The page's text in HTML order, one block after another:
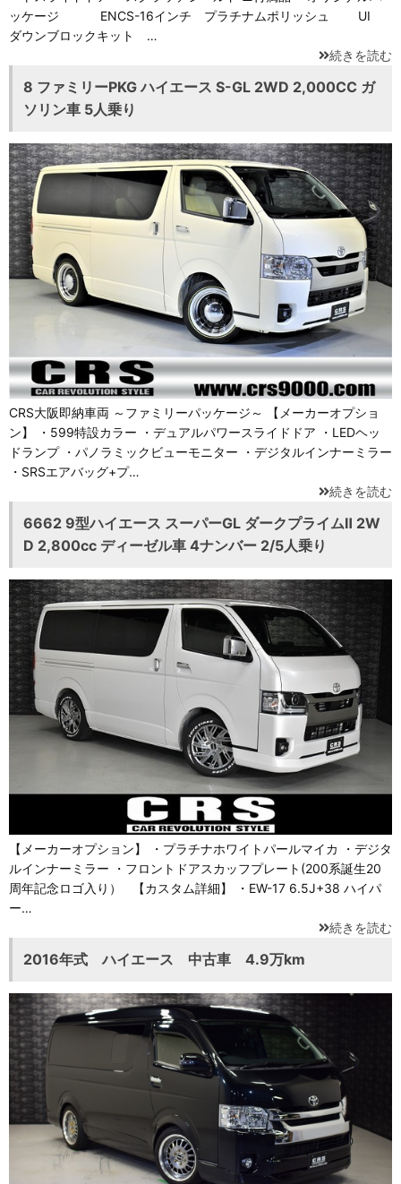
ッケージ ENCS-16インチ プラチナムポリッシュ UI
ダウンブロックキット …
続きを読む
8 ファミリーPKG ハイエース S-GL 2WD 2,000CC ガ
ソリン車 5人乗り
CRS大阪即納車両 ～ファミリーパッケージ～ 【メーカーオプショ
ン】 ・599特設カラー ・デュアルパワースライドドア ・LEDヘッ
ドランプ ・パノラミックビューモニター ・デジタルインナーミラー
・SRSエアバッグ+プ…
続きを読む
6662 9型ハイエース スーパーGL ダークプライムⅡ 2W
D 2,800cc ディーゼル車 4ナンバー 2/5人乗り
【メーカーオプション】 ・プラチナホワイトパールマイカ ・デジタ
ルインナーミラー ・フロントドアスカッフプレート(200系誕生20
周年記念ロゴ入り） 【カスタム詳細】 ・EW-17 6.5J+38 ハイパ
ー…
続きを読む
2016年式 ハイエース 中古車 4.9万km